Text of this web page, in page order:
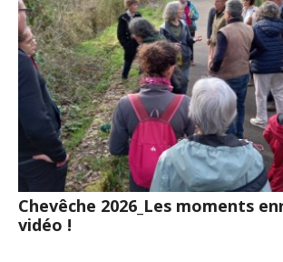
Chevêche 2026_Les moments
vidéo !